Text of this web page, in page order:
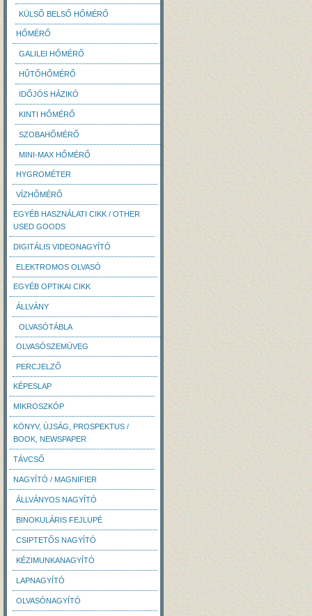
KÜLSŐ BELSŐ HŐMÉRŐ
HŐMÉRŐ
GALILEI HŐMÉRŐ
HŰTŐHŐMÉRŐ
IDŐJÓS HÁZIKÓ
KINTI HŐMÉRŐ
SZOBAHŐMÉRŐ
MINI-MAX HŐMÉRŐ
HYGROMÉTER
VÍZHŐMÉRŐ
EGYÉB HASZNÁLATI CIKK / OTHER
USED GOODS
DIGITÁLIS VIDEONAGYÍTÓ
ELEKTROMOS OLVASÓ
EGYÉB OPTIKAI CIKK
ÁLLVÁNY
OLVASÓTÁBLA
OLVASÓSZEMÜVEG
PERCJELZŐ
KÉPESLAP
MIKROSZKÓP
KÖNYV, ÚJSÁG, PROSPEKTUS /
BOOK, NEWSPAPER
TÁVCSŐ
NAGYÍTÓ / MAGNIFIER
ÁLLVÁNYOS NAGYÍTÓ
BINOKULÁRIS FEJLUPÉ
CSIPTETŐS NAGYÍTÓ
KÉZIMUNKANAGYÍTÓ
LAPNAGYÍTÓ
OLVASÓNAGYÍTÓ